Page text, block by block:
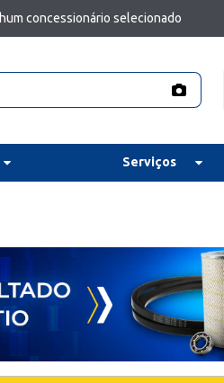
concessionário selecionado
Serviços